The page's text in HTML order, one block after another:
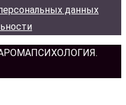
данных